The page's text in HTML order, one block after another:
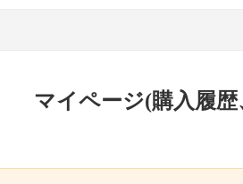
マイページ(購入履